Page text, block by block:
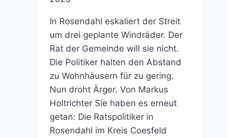
In Rosendahl eskaliert der Streit
um drei geplante Windräder. Der
Rat der Gemeinde will sie nicht.
Die Politiker halten den Abstand
zu Wohnhäusern für zu gering.
Nun droht Ärger. Von Markus
Holtrichter Sie haben es erneut
getan: Die Ratspolitiker in
Rosendahl im Kreis Coesfeld